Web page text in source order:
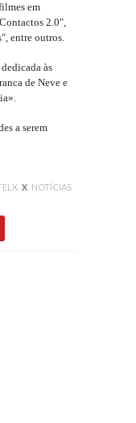
em
2.0",
entre outros.
às
de Neve e
.
a serem
X NOTÍCIAS